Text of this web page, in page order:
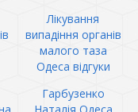
Лікування
випадіння органів
малого таза
Одеса відгуки
Гарбузенко